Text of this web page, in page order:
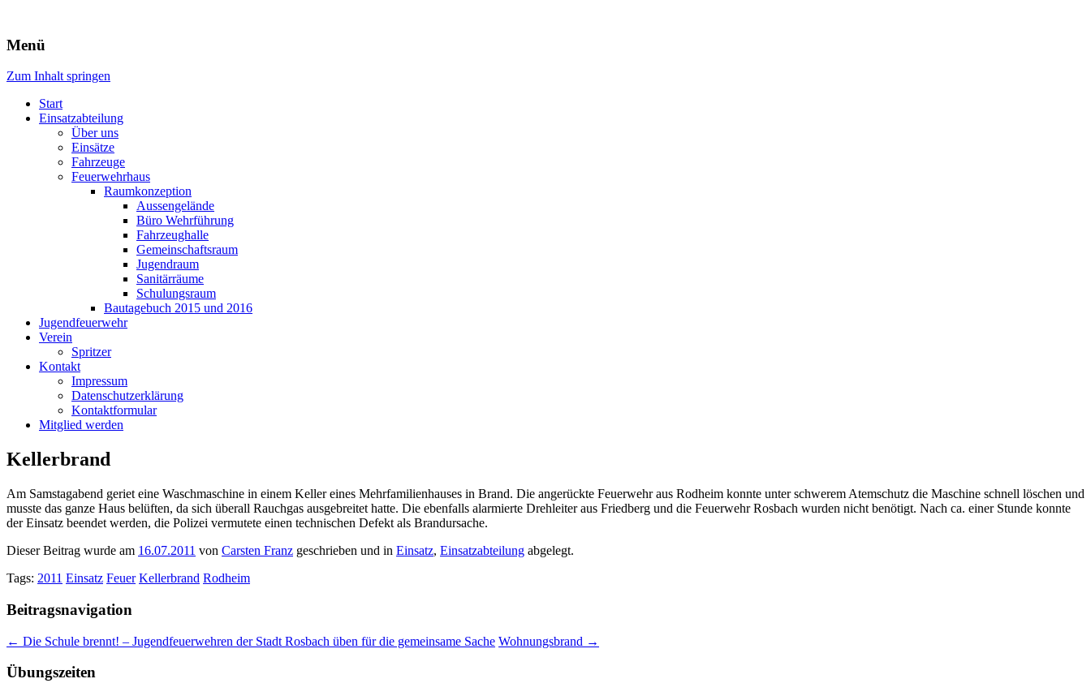
Freiwillige Feuerwehr Rodheim v.d.H.
Menü
Zum Inhalt springen
Start
Einsatzabteilung
Über uns
Einsätze
Fahrzeuge
Feuerwehrhaus
Raumkonzeption
Aussengelände
Büro Wehrführung
Fahrzeughalle
Gemeinschaftsraum
Jugendraum
Sanitärräume
Schulungsraum
Bautagebuch 2015 und 2016
Jugendfeuerwehr
Verein
Spritzer
Kontakt
Impressum
Datenschutzerklärung
Kontaktformular
Mitglied werden
Kellerbrand
Am Samstagabend geriet eine Waschmaschine in einem Keller eines Mehrfamilienhauses in Brand. Die angerückte Feuerwehr aus Rodheim konnte unter schwerem Atemschutz die Maschine schnell löschen und
musste das ganze Haus belüften, da sich überall Rauchgas ausgebreitet hatte. Die ebenfalls alarmierte Drehleiter aus Friedberg und die Feuerwehr Rosbach wurden nicht benötigt. Nach ca. einer Stunde konnte
der Einsatz beendet werden, die Polizei vermutete einen technischen Defekt als Brandursache.
Dieser Beitrag wurde am 16.07.2011 von Carsten Franz geschrieben und in Einsatz, Einsatzabteilung abgelegt.
Tags: 2011 Einsatz Feuer Kellerbrand Rodheim
Beitragsnavigation
← Die Schule brennt! – Jugendfeuerwehren der Stadt Rosbach üben für die gemeinsame Sache Wohnungsbrand →
Übungszeiten